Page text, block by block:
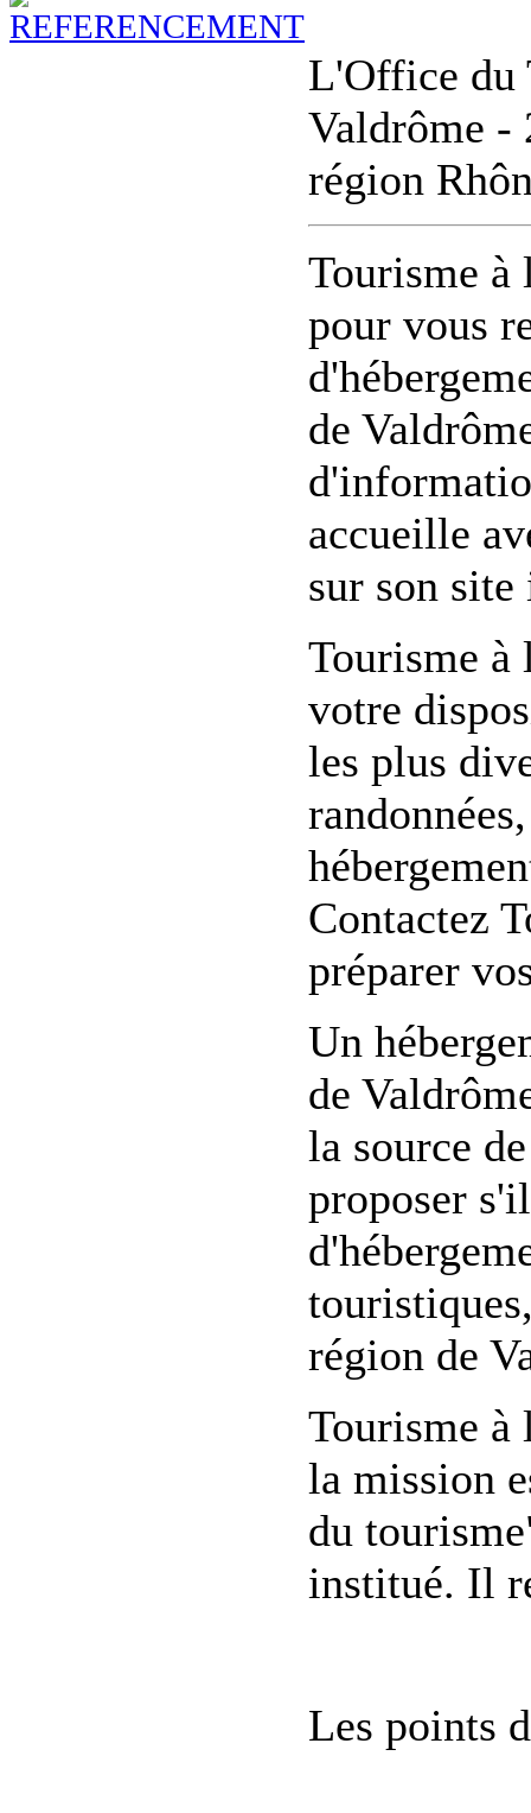
L'Office du
Valdrôme -
région
Tourisme à
pour vous
de
accueille
sur son
Tourisme à
votre
les plus
Contactez
préparer
Un
de
la source
proposer
région de
Tourisme à
la mission
du
institué. Il
Les points